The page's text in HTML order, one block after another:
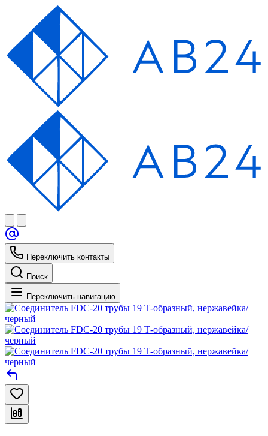
Переключить контакты
Поиск
Переключить навигацию